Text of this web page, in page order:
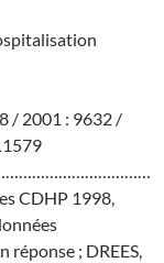
/ 2001 : 9632 /
CDHP 1998,
réponse ; DREES,